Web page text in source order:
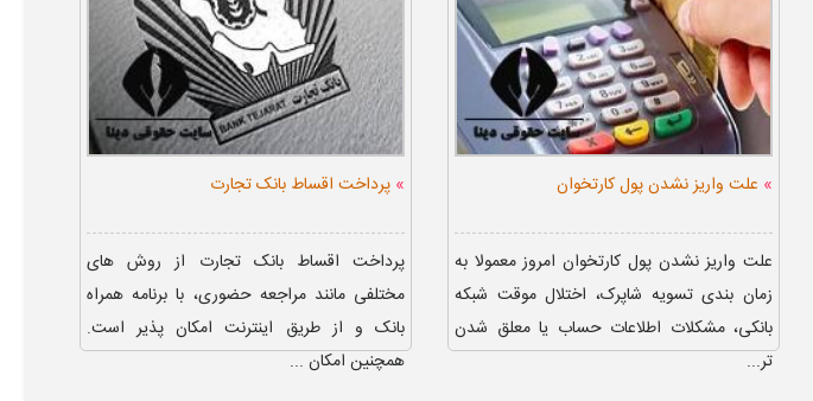
» علت واریز نشدن پول کارتخوان
علت واریز نشدن پول کارتخوان امروز معمولا به
زمان بندی تسویه شاپرک، اختلال موقت شبکه
بانکی، مشکلات اطلاعات حساب یا معلق شدن
تر...
» پرداخت اقساط بانک تجارت
پرداخت اقساط بانک تجارت از روش های
مختلفی مانند مراجعه حضوری، با برنامه همراه
بانک و از طریق اینترنت امکان پذیر است.
همچنین امکان ...